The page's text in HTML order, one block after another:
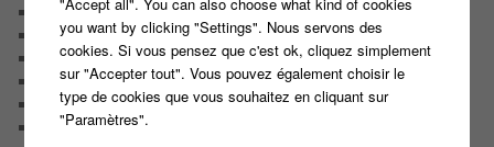
Le journal de bord du Blog
Les articles de Lora
Les derniers castings
Les derniers Jeux
Les indiscrétions de la petite souris
Les infos du net
you want by clicking "Settings". Nous servons des
cookies. Si vous pensez que c'est ok, cliquez simplement
sur "Accepter tout". Vous pouvez également choisir le
type de cookies que vous souhaitez en cliquant sur
"Paramètres".